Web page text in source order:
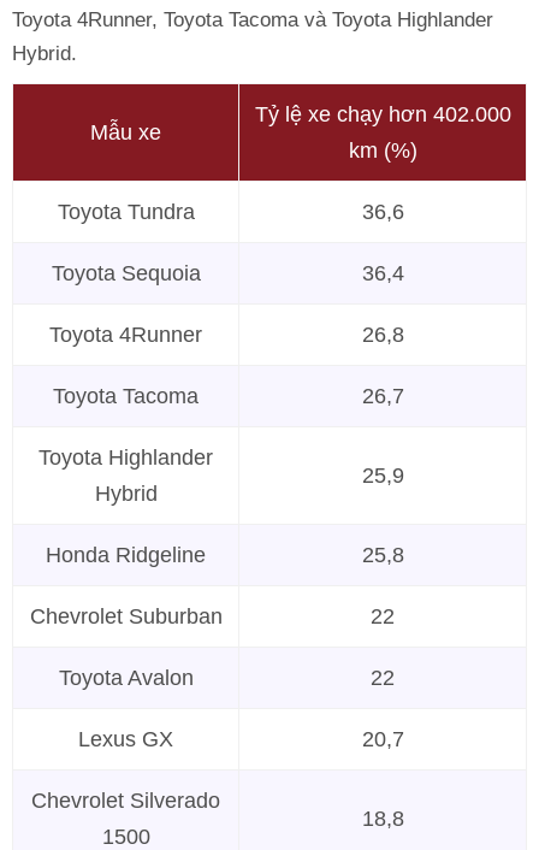
Toyota 4Runner, Toyota Tacoma và Toyota Highlander
Hybrid.
Mẫu xe
Tỷ lệ xe chạy hơn 402.000
km (%)
Toyota Tundra 36,6
Toyota Sequoia 36,4
Toyota 4Runner 26,8
Toyota Tacoma 26,7
Toyota Highlander
Hybrid
25,9
Honda Ridgeline 25,8
Chevrolet Suburban 22
Toyota Avalon 22
Lexus GX 20,7
Chevrolet Silverado
1500
18,8